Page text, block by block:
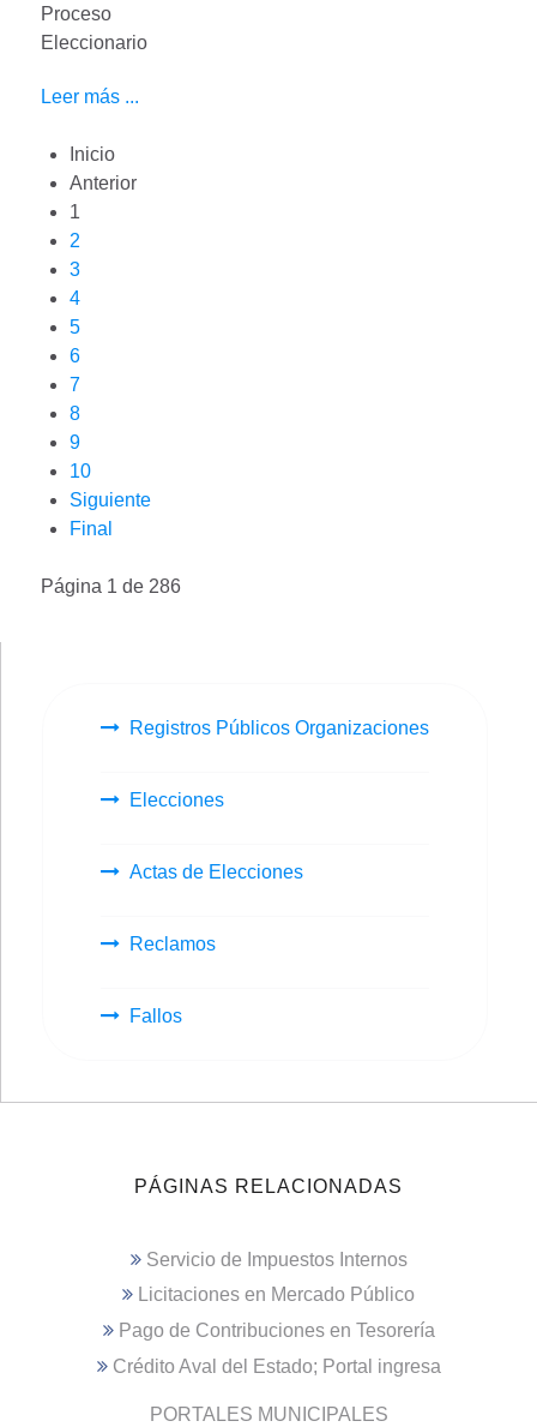
Proceso
Eleccionario
Leer más ...
Inicio
Anterior
1
2
3
4
5
6
7
8
9
10
Siguiente
Final
Página 1 de 286
Registros Públicos Organizaciones
Elecciones
Actas de Elecciones
Reclamos
Fallos
PÁGINAS RELACIONADAS
Servicio de Impuestos Internos
Licitaciones en Mercado Público
Pago de Contribuciones en Tesorería
Crédito Aval del Estado; Portal ingresa
PORTALES MUNICIPALES